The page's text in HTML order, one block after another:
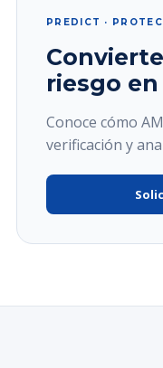
PREDICT ·
riesgo
Conoce cómo
verificación y